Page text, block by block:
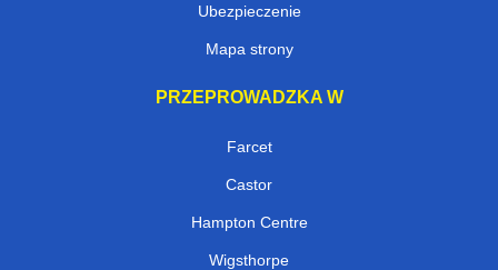
Ubezpieczenie
Mapa strony
PRZEPROWADZKA W
Farcet
Castor
Hampton Centre
Wigsthorpe